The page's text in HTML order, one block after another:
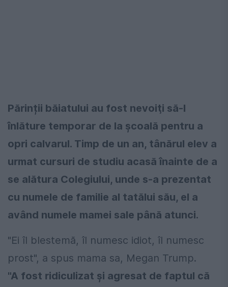
Părinții băiatului au fost nevoiţi să-l
înlăture temporar de la școală pentru a
opri calvarul. Timp de un an, tânărul elev a
urmat cursuri de studiu acasă înainte de a
se alătura Colegiului, unde s-a prezentat
cu numele de familie al tatălui său, el a
având numele mamei sale până atunci.
"Ei îl blestemă, îl numesc idiot, îl numesc
prost", a spus mama sa, Megan Trump.
"A fost ridiculizat și agresat de faptul că